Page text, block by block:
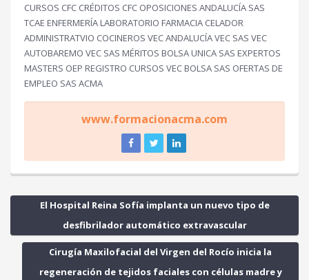
CURSOS CFC CRÉDITOS CFC OPOSICIONES ANDALUCÍA SAS
TCAE ENFERMERÍA LABORATORIO FARMACIA CELADOR
ADMINISTRATVIO COCINEROS VEC ANDALUCÍA VEC SAS VEC
AUTOBAREMO VEC SAS MÉRITOS BOLSA UNICA SAS EXPERTOS
MASTERS OEP REGISTRO CURSOS VEC BOLSA SAS OFERTAS DE
EMPLEO SAS ACMA
www.formacionacma.com
El Hospital Reina Sofía implanta un nuevo tipo de
desfibrilador automático extravascular
Cirugía Maxilofacial del Virgen del Rocío inicia la
regeneración de tejidos faciales con células madre y